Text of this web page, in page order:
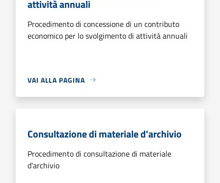
attività annuali
Procedimento di concessione di un contributo
economico per lo svolgimento di attività annuali
VAI ALLA PAGINA
Consultazione di materiale d'archivio
Procedimento di consultazione di materiale
d'archivio